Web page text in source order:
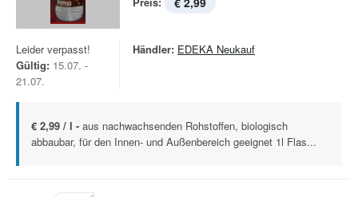
Leider verpasst!
Gültig: 15.07. -
21.07.
Händler: EDEKA Neukauf
€ 2,99 / l - aus nachwachsenden Rohstoffen, biologisch
abbaubar, für den Innen- und Außenbereich geeignet 1l Flas...